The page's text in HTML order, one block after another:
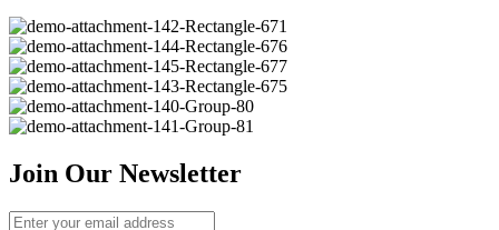
Join Our Newsletter